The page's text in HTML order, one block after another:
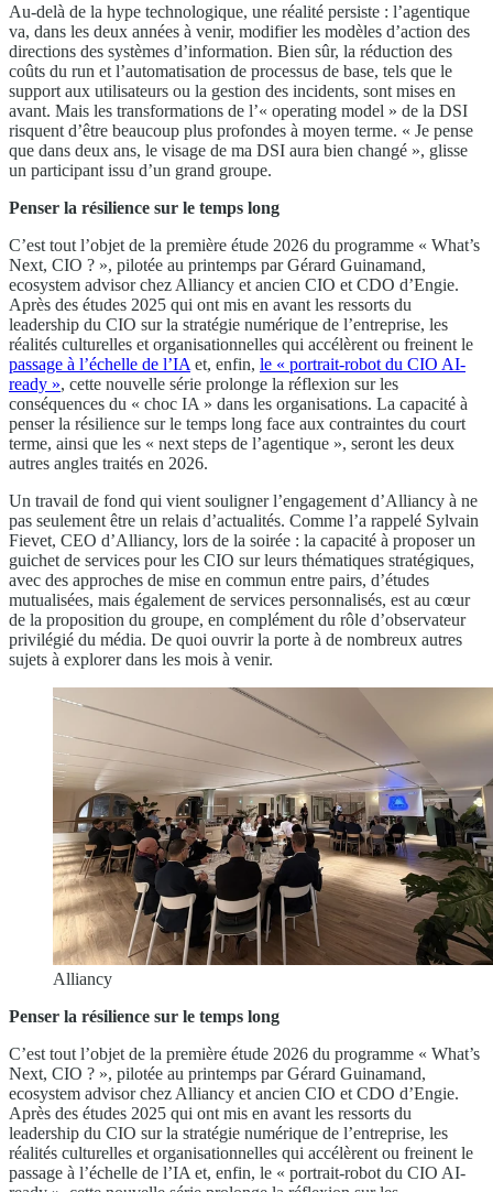
Au-delà de la hype technologique, une réalité persiste : l’agentique
va, dans les deux années à venir, modifier les modèles d’action des
directions des systèmes d’information. Bien sûr, la réduction des
coûts du run et l’automatisation de processus de base, tels que le
support aux utilisateurs ou la gestion des incidents, sont mises en
avant. Mais les transformations de l’« operating model » de la DSI
risquent d’être beaucoup plus profondes à moyen terme. « Je pense
que dans deux ans, le visage de ma DSI aura bien changé », glisse
un participant issu d’un grand groupe.
Penser la résilience sur le temps long
C’est tout l’objet de la première étude 2026 du programme « What’s
Next, CIO ? », pilotée au printemps par Gérard Guinamand,
ecosystem advisor chez Alliancy et ancien CIO et CDO d’Engie.
Après des études 2025 qui ont mis en avant les ressorts du
leadership du CIO sur la stratégie numérique de l’entreprise, les
réalités culturelles et organisationnelles qui accélèrent ou freinent le
passage à l’échelle de l’IA et, enfin, le « portrait-robot du CIO AI-
ready », cette nouvelle série prolonge la réflexion sur les
conséquences du « choc IA » dans les organisations. La capacité à
penser la résilience sur le temps long face aux contraintes du court
terme, ainsi que les « next steps de l’agentique », seront les deux
autres angles traités en 2026.
Un travail de fond qui vient souligner l’engagement d’Alliancy à ne
pas seulement être un relais d’actualités. Comme l’a rappelé Sylvain
Fievet, CEO d’Alliancy, lors de la soirée : la capacité à proposer un
guichet de services pour les CIO sur leurs thématiques stratégiques,
avec des approches de mise en commun entre pairs, d’études
mutualisées, mais également de services personnalisés, est au cœur
de la proposition du groupe, en complément du rôle d’observateur
privilégié du média. De quoi ouvrir la porte à de nombreux autres
sujets à explorer dans les mois à venir.
Alliancy
Penser la résilience sur le temps long
C’est tout l’objet de la première étude 2026 du programme « What’s
Next, CIO ? », pilotée au printemps par Gérard Guinamand,
ecosystem advisor chez Alliancy et ancien CIO et CDO d’Engie.
Après des études 2025 qui ont mis en avant les ressorts du
leadership du CIO sur la stratégie numérique de l’entreprise, les
réalités culturelles et organisationnelles qui accélèrent ou freinent le
passage à l’échelle de l’IA et, enfin, le « portrait-robot du CIO AI-